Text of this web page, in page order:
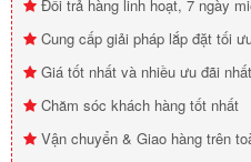
Đổi trả hàng linh hoạt, 7 ngày
Cung cấp giải pháp lắp đặt tối
Giá tốt nhất và nhiều ưu đãi nhất
Chăm sóc khách hàng tốt nhất
Vận chuyển & Giao hàng trên